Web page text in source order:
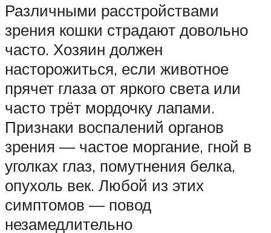
Различными расстройствами
зрения кошки страдают довольно
часто. Хозяин должен
насторожиться, если животное
прячет глаза от яркого света или
часто трёт мордочку лапами.
Признаки воспалений органов
зрения — частое моргание, гной в
уголках глаз, помутнения белка,
опухоль век. Любой из этих
симптомов — повод
незамедлительно